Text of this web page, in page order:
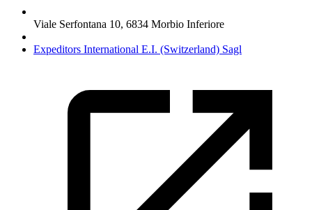
Viale Serfontana 10, 6834 Morbio Inferiore
Expeditors International E.I. (Switzerland) Sagl